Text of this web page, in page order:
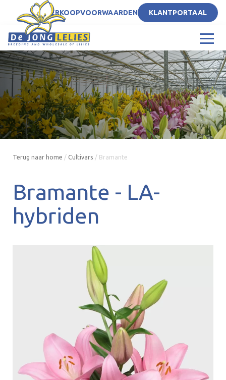
NLVERKOOPVOORWAARDEN KLANTPORTAAL
Terug naar home / Cultivars / Bramante
Bramante - LA-
hybriden